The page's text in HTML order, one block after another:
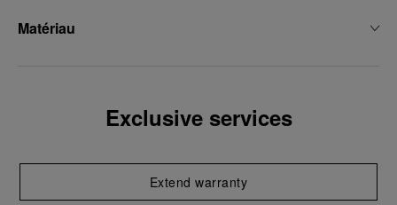
Matériau
Exclusive services
Extend warranty